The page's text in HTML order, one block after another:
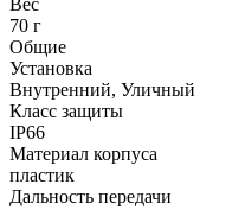
Вес
70 г
Общие
Установка
Внутренний, Уличный
Класс защиты
IP66
Материал корпуса
пластик
Дальность передачи